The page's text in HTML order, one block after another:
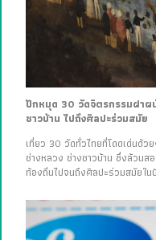
ปักหมุด 30 วัดจิตรกรรมฝาผ
ชาวบ้าน ไปถึงศิลปะร่วมสมัย
เที่ยว 30 วัดทั่วไทยที่โดดเด่นด้
ช่างหลวง ช่างชาวบ้าน ซึ่งล้วนส
ท้องถิ่นไปจนถึงศิลปะร่วมสมัยใน